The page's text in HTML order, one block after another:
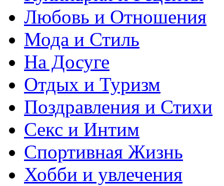
Любовь и Отношения
Мода и Стиль
На Досуге
Отдых и Туризм
Поздравления и Стихи
Секс и Интим
Спортивная Жизнь
Хобби и увлечения